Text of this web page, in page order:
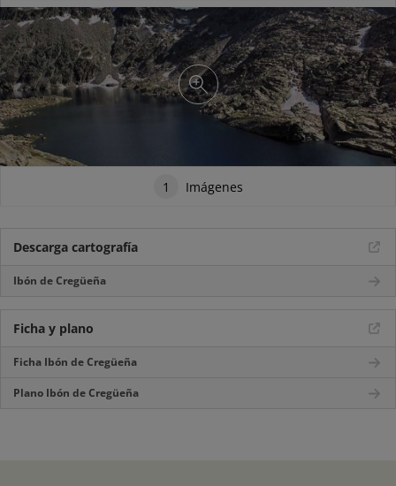
1 Imágenes
Descarga cartografía
Ibón de Cregüeña
Ficha y plano
Ficha Ibón de Cregüeña
Plano Ibón de Cregüeña